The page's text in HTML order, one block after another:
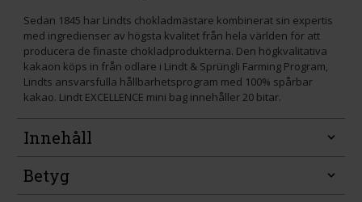
Sedan 1845 har Lindts chokladmästare kombinerat sin expertis
med ingredienser av högsta kvalitet från hela världen för att
producera de finaste chokladprodukterna. Den högkvalitativa
kakaon köps in från odlare i Lindt & Sprüngli Farming Program,
Lindts ansvarsfulla hållbarhetsprogram med 100% spårbar
kakao. Lindt EXCELLENCE mini bag innehåller 20 bitar.
Innehåll
Betyg